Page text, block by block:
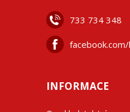
733 734 348
facebook.com/
INFORMACE